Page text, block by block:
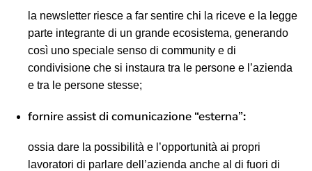
la newsletter riesce a far sentire chi la riceve e la legge
parte integrante di un grande ecosistema, generando
così uno speciale senso di community e di
condivisione che si instaura tra le persone e l’azienda
e tra le persone stesse;
fornire assist di comunicazione “esterna”:
ossia dare la possibilità e l’opportunità ai propri
lavoratori di parlare dell’azienda anche al di fuori di